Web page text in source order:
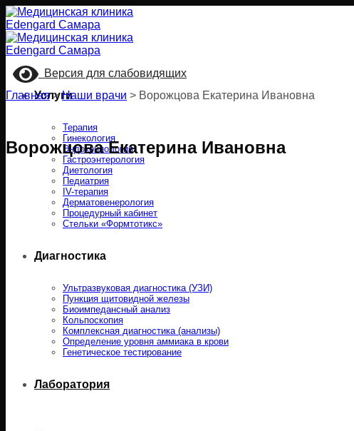
Skip
to
content
Услуги
Терапия
Гинекология
Эндокринология
Гастроэнтерология
Диетология
Педиатрия
IV-терапия
Дерматовенерология
Процедурный кабинет
Стельки «Формтотикс»
Диагностика
Ультразвуковая диагностика (УЗИ)
Пункция щитовидной железы
Биоимпедансный анализ
Кольпоскопия
Комплексная диагностика (анализы)
Определение уровня аммиака в крови
Генетическое тестирование
Лаборатория
Версия для слабовидящих
Главная > Наши врачи > Ворожцова Екатерина Ивановна
Ворожцова Екатерина Ивановна